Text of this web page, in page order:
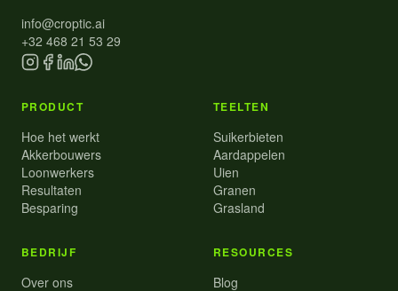
info@croptic.ai
+32 468 21 53 29
PRODUCT
Hoe het werkt
Akkerbouwers
Loonwerkers
Resultaten
Besparing
TEELTEN
Suikerbieten
Aardappelen
Uien
Granen
Grasland
BEDRIJF
Over ons
RESOURCES
Blog